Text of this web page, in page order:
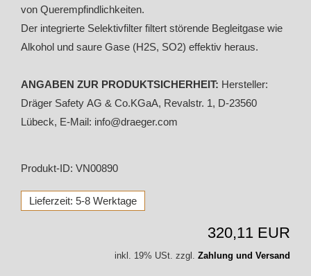
von Querempfindlichkeiten.
Der integrierte Selektivfilter filtert störende Begleitgase wie
Alkohol und saure Gase (H2S, SO2) effektiv heraus.
ANGABEN ZUR PRODUKTSICHERHEIT: Hersteller:
Dräger Safety AG & Co.KGaA, Revalstr. 1, D-23560
Lübeck, E-Mail: info@draeger.com
Produkt-ID: VN00890
Lieferzeit: 5-8 Werktage
320,11 EUR
inkl. 19% USt. zzgl. Zahlung und Versand